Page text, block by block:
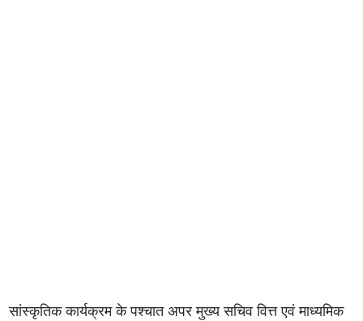
सांस्कृतिक कार्यक्रम के पश्चात अपर मुख्य सचिव वित्त एवं माध्यमिक